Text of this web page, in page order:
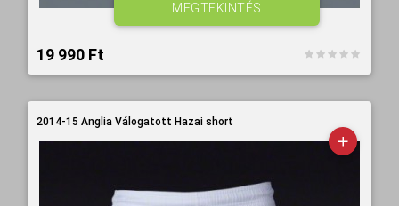
19 990 Ft‎
MEGTEKINTÉS
2014-15 Anglia Válogatott Hazai short